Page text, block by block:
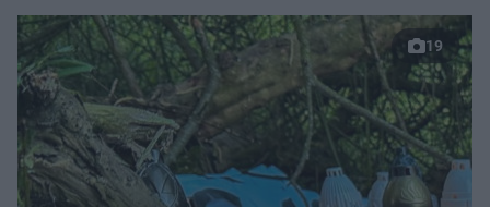
19